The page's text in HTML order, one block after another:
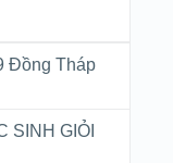
Đồng Tháp
SINH GIỎI